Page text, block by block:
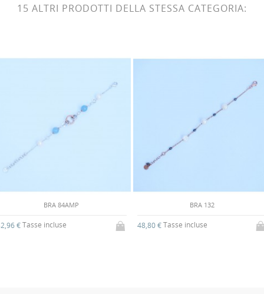
15 ALTRI PRODOTTI DELLA STESSA CATEGORIA:
BRA 84AMP
€Tasse incluse
BRA 132
48,80 €Tasse incluse